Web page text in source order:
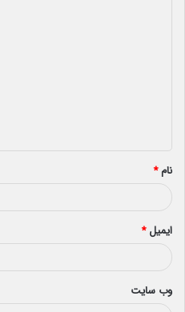
*
نام*
ایمیل*
وب‌ سایت